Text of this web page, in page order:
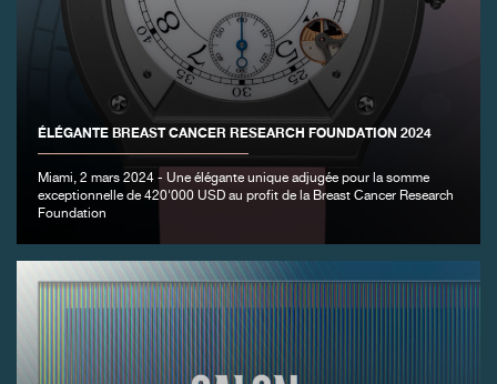
ÉLÉGANTE BREAST CANCER RESEARCH FOUNDATION 2024
Miami, 2 mars 2024 - Une élégante unique adjugée pour la somme
exceptionnelle de 420'000 USD au profit de la Breast Cancer Research
Foundation
FAUX